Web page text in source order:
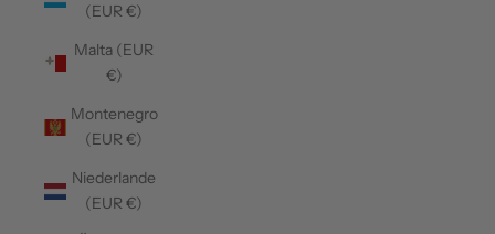
(EUR €)
Malta (EUR
€)
Montenegro
(EUR €)
Niederlande
(EUR €)